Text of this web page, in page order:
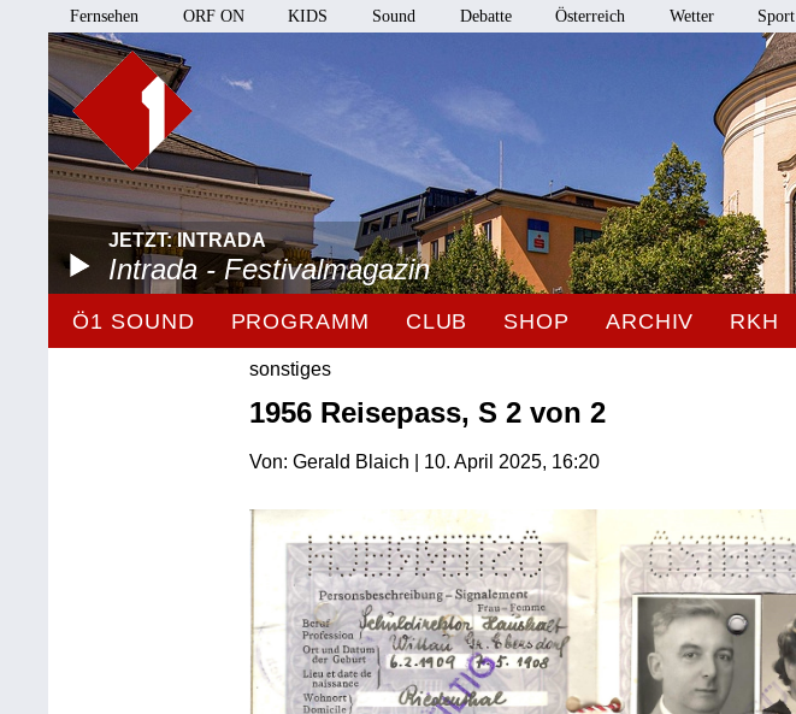
Fernsehen ORF ON KIDS Sound Debatte Österreich Wetter Sport
JETZT: INTRADA
Intrada - Festivalmagazin
Ö1 SOUND PROGRAMM CLUB SHOP ARCHIV RKH
sonstiges
1956 Reisepass, S 2 von 2
Von: Gerald Blaich | 10. April 2025, 16:20